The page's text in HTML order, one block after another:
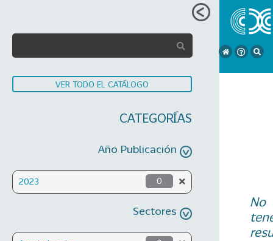
VER TODO EL CATÁLOGO
CATEGORÍAS
Año Publicación
2023 0
Sectores
No